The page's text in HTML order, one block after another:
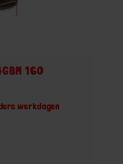
160
werkdagen